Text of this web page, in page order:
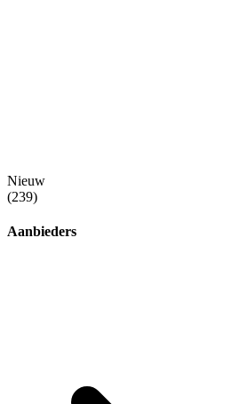
Nieuw
(239)
Aanbieders